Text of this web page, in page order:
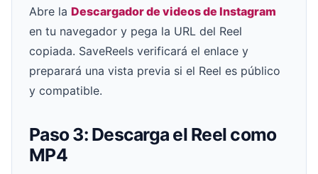
Abre la Descargador de videos de Instagram
en tu navegador y pega la URL del Reel
copiada. SaveReels verificará el enlace y
preparará una vista previa si el Reel es público
y compatible.
Paso 3: Descarga el Reel como
MP4